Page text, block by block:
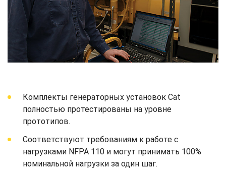
Комплекты генераторных установок Cat
полностью протестированы на уровне
прототипов.
Соответствуют требованиям к работе с
нагрузками NFPA 110 и могут принимать 100%
номинальной нагрузки за один шаг.